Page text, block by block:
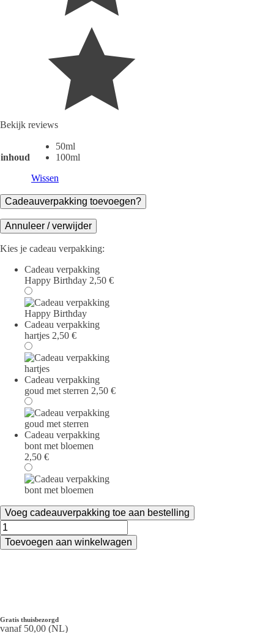
Bekijk reviews
inhoud
50ml
100ml
Wissen
Cadeauverpakking toevoegen?
Annuleer / verwijder
Kies je cadeau verpakking:
Cadeau verpakking
Happy Birthday 2,50 €
Cadeau verpakking
hartjes 2,50 €
Cadeau verpakking
goud met sterren 2,50 €
Cadeau verpakking
bont met bloemen
2,50 €
Voeg cadeauverpakking toe aan bestelling
Burberry
Her
Intense
Toevoegen aan winkelwagen
Gratis thuisbezorgd
vanaf 50,00 (NL)